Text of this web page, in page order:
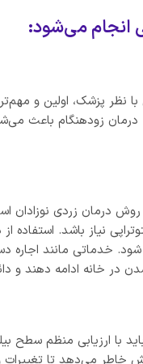
انجام می‌شود:
نظر پزشک، اولین و
زودهنگام باعث
درمان زردی نوزادان
نیاز باشد. استفاده
خدماتی مانند اجاره
در خانه ادامه دهند و
با ارزیابی منظم
خاطر می‌دهد تا